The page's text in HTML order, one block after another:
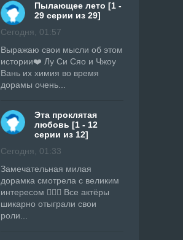
Пылающее лето [1 -
29 серии из 29]
Сегодня, 01:57
Выражаю свои мысли об этом
истории❤️ Лу Си Сяо и Чжоу
Вань их химия во время
дорамы очень...
Эта проклятая
любовь [1 - 12
серии из 12]
Сегодня, 01:33
Замечательная милая
дорамка смотрела с великим
интересом 👍🏼🔥 Все актёры
шикарно отыграли свои
роли...